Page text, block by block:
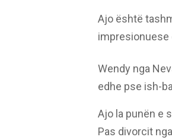
Ajo është
impresionuese
Wendy nga
edhe pse ish-
Ajo la punën e
Pas divorcit